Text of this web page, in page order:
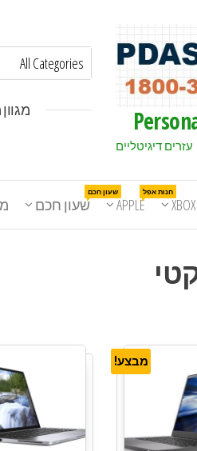
דיגיטליים
מגוון
XBOX
APPLE
חנות אפל
שעון חכם
שעון חכם
מבצע!